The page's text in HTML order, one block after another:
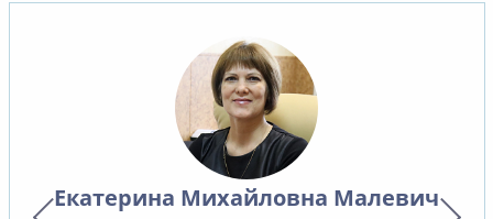
Екатерина Михайловна Малевич